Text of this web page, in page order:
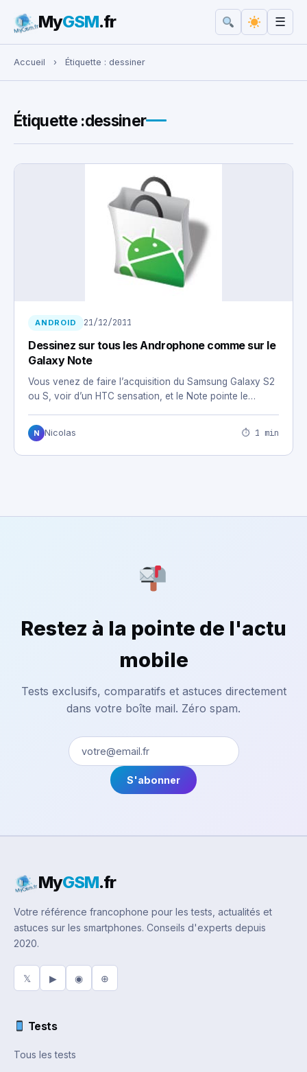
Rechercher :
MyGSM.fr ☰
Accueil › Étiquette : dessiner
Étiquette :dessiner
ANDROID 21/12/2011
Dessinez sur tous les Androphone comme sur le
Galaxy Note
Vous venez de faire l’acquisition du Samsung Galaxy S2
ou S, voir d’un HTC sensation, et le Note pointe le…
N Nicolas ⏱ 1 min
Restez à la pointe de l'actu
mobile
Tests exclusifs, comparatifs et astuces directement
dans votre boîte mail. Zéro spam.
S'abonner
MyGSM.fr
Votre référence francophone pour les tests, actualités et
astuces sur les smartphones. Conseils d'experts depuis
2020.
𝕏 ▶ ◉ ⊕
Tests
Tous les tests